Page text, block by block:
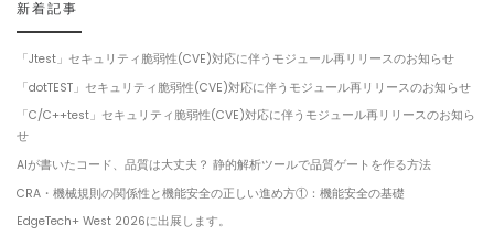
新着記事
「Jtest」セキュリティ脆弱性(CVE)対応に伴うモジュール再リリースのお知らせ
「dotTEST」セキュリティ脆弱性(CVE)対応に伴うモジュール再リリースのお知らせ
「C/C++test」セキュリティ脆弱性(CVE)対応に伴うモジュール再リリースのお知ら
せ
AIが書いたコード、品質は大丈夫？ 静的解析ツールで品質ゲートを作る方法
CRA・機械規則の関係性と機能安全の正しい進め方①：機能安全の基礎
EdgeTech+ West 2026に出展します。